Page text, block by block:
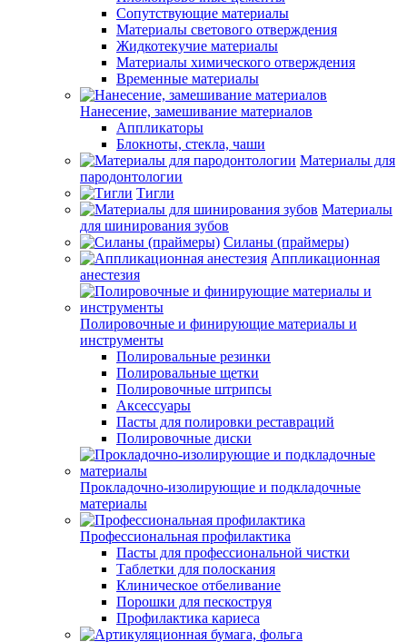
Сопутствующие материалы
Материалы светового отверждения
Жидкотекучие материалы
Материалы химического отверждения
Временные материалы
Нанесение, замешивание материалов
Аппликаторы
Блокноты, стекла, чаши
Материалы для
пародонтологии
Тигли
Материалы
для шинирования зубов
Силаны (праймеры)
Аппликационная
анестезия
Полировочные и финирующие материалы и
инструменты
Полировальные резинки
Полировальные щетки
Полировочные штрипсы
Аксессуары
Пасты для полировки реставраций
Полировочные диски
Прокладочно-изолирующие и подкладочные
материалы
Профессиональная профилактика
Пасты для профессиональной чистки
Таблетки для полоскания
Клиническое отбеливание
Порошки для пескоструя
Профилактика кариеса